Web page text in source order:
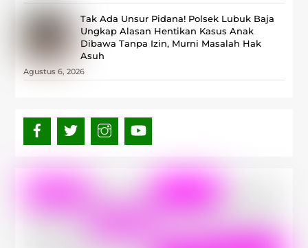
Tak Ada Unsur Pidana! Polsek Lubuk Baja
Ungkap Alasan Hentikan Kasus Anak
Dibawa Tanpa Izin, Murni Masalah Hak
Asuh
Agustus 6, 2026